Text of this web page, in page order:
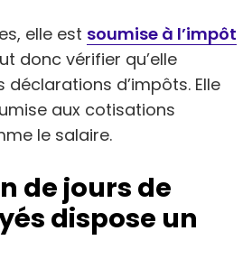
elle est soumise à l’impôt
donc vérifier qu’elle
d’impôts. Elle
aux cotisations
le salaire.
de jours de
dispose un